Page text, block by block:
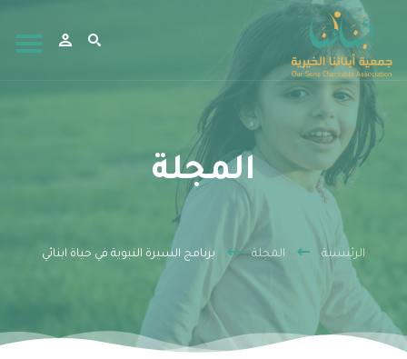
المجلة
الرئيسية المجلة برنامج السيرة النبوية في حياة ابنائي